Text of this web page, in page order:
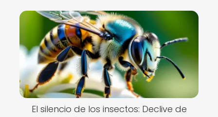
El silencio de los insectos: Declive de